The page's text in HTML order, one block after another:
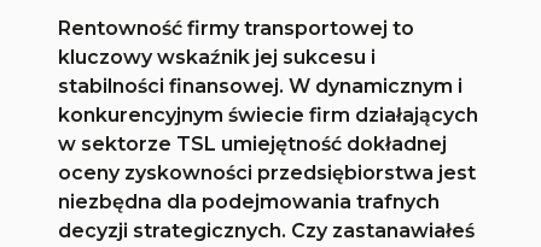
Rentowność firmy transportowej to
kluczowy wskaźnik jej sukcesu i
stabilności finansowej. W dynamicznym i
konkurencyjnym świecie firm działających
w sektorze TSL umiejętność dokładnej
oceny zyskowności przedsiębiorstwa jest
niezbędna dla podejmowania trafnych
decyzji strategicznych. Czy zastanawiałeś